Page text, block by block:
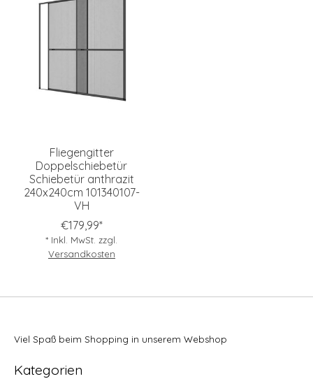
Fliegengitter
Doppelschiebetür
Schiebetür anthrazit
240x240cm 101340107-
VH
€179,99*
* Inkl. MwSt. zzgl.
Versandkosten
Viel Spaß beim Shopping in unserem Webshop
Kategorien